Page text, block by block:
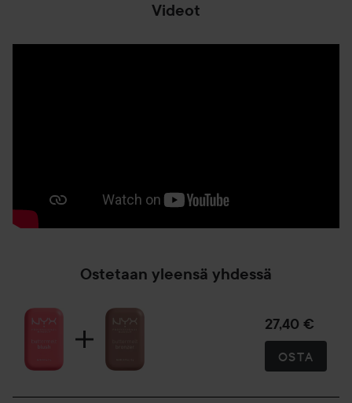
Poskipunavinkki: Tupsuttele punaa kevyesti otsalle. Levitä
mahdollisesti nenän päähän antamaan lämpöä. Viimeistele
Videot
Ostetaan yleensä yhdessä
27,40 €
OSTA